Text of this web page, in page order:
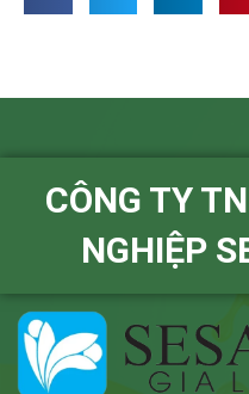
CÔNG TY
NGHIỆP